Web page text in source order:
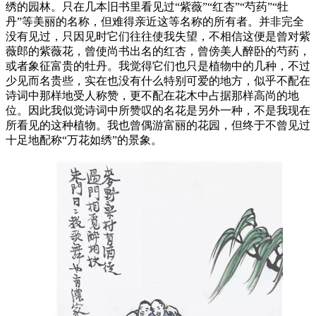
绣的园林。只在几本旧书里看见过“紫薇”“红杏”“芍药”“牡
丹”等美丽的名称，但难得亲近这等名称的所有者。并非完全
没有见过，只因见时它们往往使我失望，不相信这便是曾对紫
薇郎的紫薇花，曾使尚书出名的红杏，曾傍美人醉卧的芍药，
或者象征富贵的牡丹。我觉得它们也只是植物中的几种，不过
少见而名贵些，实在也没有什么特别可爱的地方，似乎不配在
诗词中那样地受人称赞，更不配在花木中占据那样高尚的地
位。因此我似觉诗词中所赞叹的名花是另外一种，不是我现在
所看见的这种植物。我也曾偶游富丽的花园，但终于不曾见过
十足地配称“万花如绣”的景象。